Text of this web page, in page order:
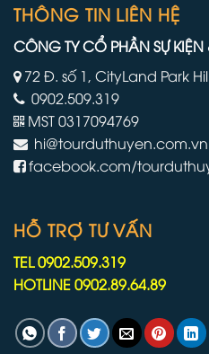
trên
tàu
lịch
Iran
THÔNG TIN LIÊN HỆ
CÔNG TY CỔ PHẦN SỰ KIỆN
72 Đ. số 1, CityLand Park
0902.509.319
MST 0317094769
hi@tourduthuyen.com.vn
facebook.com/
HỖ TRỢ TƯ VẤN
TEL 0902.509.319
HOTLINE 0902.89.64.89